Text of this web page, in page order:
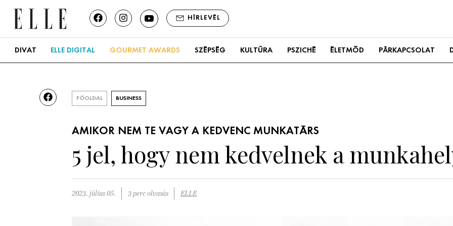
HÍRLEVÉL
DIVAT ELLE DIGITAL GOURMET AWARDS SZÉPSÉG KULTÚRA PSZICHÉ ÉLETMÓD PÁRKAPCSOLAT
FŐOLDAL BUSINESS
AMIKOR NEM TE VAGY A KEDVENC MUNKATÁRS
5 jel, hogy nem kedvelnek a
2023. július 05. 3 perc olvasás ELLE